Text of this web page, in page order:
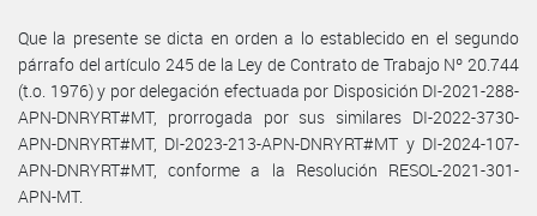
Que la presente se dicta en orden a lo establecido en el segundo
párrafo del artículo 245 de la Ley de Contrato de Trabajo Nº 20.744
(t.o. 1976) y por delegación efectuada por Disposición DI-2021-288-
APN-DNRYRT#MT, prorrogada por sus similares DI-2022-3730-
APN-DNRYRT#MT, DI-2023-213-APN-DNRYRT#MT y DI-2024-107-
APN-DNRYRT#MT, conforme a la Resolución RESOL-2021-301-
APN-MT.